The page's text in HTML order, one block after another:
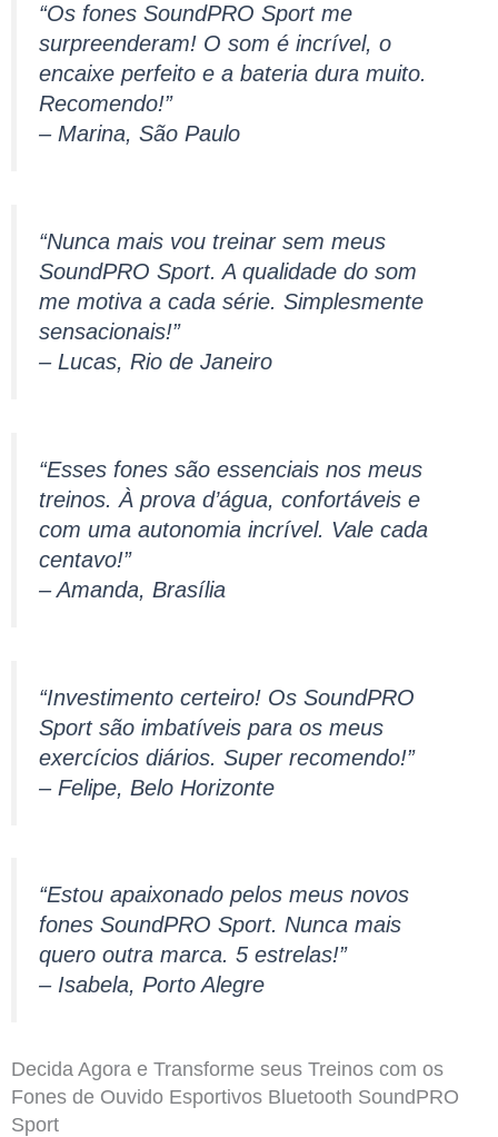
“Os fones SoundPRO Sport me
surpreenderam! O som é incrível, o
encaixe perfeito e a bateria dura muito.
Recomendo!”
– Marina, São Paulo
“Nunca mais vou treinar sem meus
SoundPRO Sport. A qualidade do som
me motiva a cada série. Simplesmente
sensacionais!”
– Lucas, Rio de Janeiro
“Esses fones são essenciais nos meus
treinos. À prova d’água, confortáveis e
com uma autonomia incrível. Vale cada
centavo!”
– Amanda, Brasília
“Investimento certeiro! Os SoundPRO
Sport são imbatíveis para os meus
exercícios diários. Super recomendo!”
– Felipe, Belo Horizonte
“Estou apaixonado pelos meus novos
fones SoundPRO Sport. Nunca mais
quero outra marca. 5 estrelas!”
– Isabela, Porto Alegre
Decida Agora e Transforme seus Treinos com os
Fones de Ouvido Esportivos Bluetooth SoundPRO
Sport